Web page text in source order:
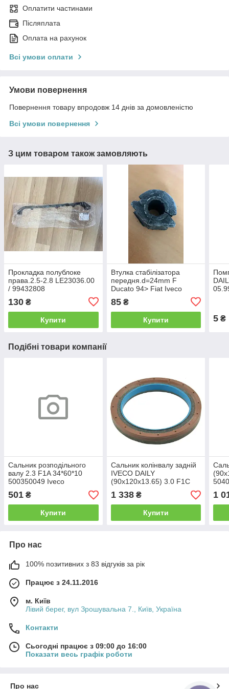
Оплатити частинами
Післяплата
Оплата на рахунок
Всі умови оплати
Умови повернення
Повернення товару впродовж 14 днів за домовленістю
Всі умови повернення
З цим товаром також замовляють
Прокладка полублоке
права.2.5-2.8 LE23036.00
/ 99432808
130 ₴
Купити
Втулка стабілізатора
передня.d=24mm F
Ducato 94> Fiat Iveco
85₴
Купити 5 ₴
Подібні товари компанії
Сальник розподільного
валу 2.3 F1A 34*60*10
500350049 Iveco
501 ₴
Купити
Сальник колінвалу задній
IVECO DAILY
(90х120х13.65) 3.0 F1С
(504014232) IVECO
MOTORS
1 338₴
Купити
1
Про нас
100% позитивних з 83 відгуків за рік
Працює з 24.11.2016
м. Київ
Лівий берег, вул Зрошувальна 7., Київ, Україна
Контакти
Сьогодні працює з 09:00 до 16:00
Показати весь графік роботи
Про нас